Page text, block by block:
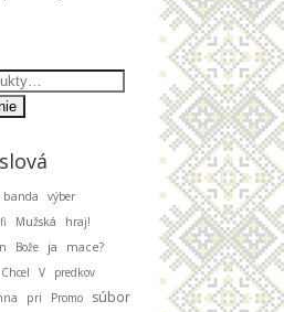
banda výber
Mužská
hraj!
Bože ja
mace?
Chcel V
predkov
pri Promo súbor